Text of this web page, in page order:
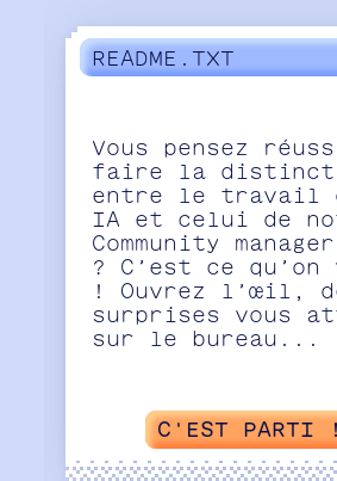
README.TXT
Vous pensez
faire la
entre le travail
IA et celui de
Community
? C’est ce
! Ouvrez l’œil,
surprises vous
sur le bureau...
C'EST PARTI !